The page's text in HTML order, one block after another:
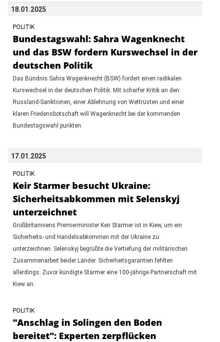
18.01.2025
POLITIK
Bundestagswahl: Sahra Wagenknecht
und das BSW fordern Kurswechsel in der
deutschen Politik
Das Bündnis Sahra Wagenknecht (BSW) fordert einen radikalen
Kurswechsel in der deutschen Politik. Mit scharfer Kritik an den
Russland-Sanktionen, einer Ablehnung von Wettrüsten und einer
klaren Friedensbotschaft will Wagenknecht bei der kommenden
Bundestagswahl punkten.
17.01.2025
POLITIK
Keir Starmer besucht Ukraine:
Sicherheitsabkommen mit Selenskyj
unterzeichnet
Großbritanniens Premierminister Keir Starmer ist in Kiew, um ein
Sicherheits- und Handelsabkommen mit der Ukraine zu
unterzeichnen. Selenskyj begrüßte die Vertiefung der militärischen
Zusammenarbeit beider Länder. Sicherheitsgarantien fehlten
allerdings. Zuvor kündigte Starmer eine 100-jährige Partnerschaft mit
Kiew an.
POLITIK
"Anschlag in Solingen den Boden
bereitet": Experten zerpflücken